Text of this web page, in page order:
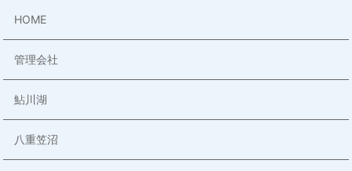
HOME
管理会社
鮎川湖
八重笠沼